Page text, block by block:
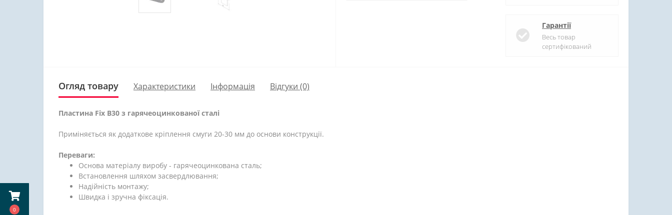
0
Гарантії
Весь товар
сертифікований
Огляд товару Характеристики Інформація Відгуки (0)
Пластина Fix B30 з гарячеоцинкованої сталі
Приміняється як додаткове кріплення смуги 20-30 мм до основи конструкції.
Переваги:
Основа матеріалу виробу - гарячеоцинкована сталь;
Встановлення шляхом засвердлювання;
Надійність монтажу;
Швидка і зручна фіксація.